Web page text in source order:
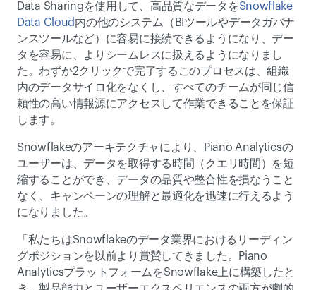
Data Sharingを使用して、高品質なデータをSnowflake
Data Cloud内の他のシステム（BIツールやデータガバナ
ンスツールなど）に容易に接続できるようになり、デー
タを容易に、よりシームレスに扱えるようになりまし
た。わずか2クリックで完了するこのプロセスは、組織
内のデータサイロ化をなくし、すべてのチームが同じ信
頼性の高い情報源にアクセスして作業できることを保証
します。
Snowflakeのアーキテクチャにより、Piano Analyticsの
ユーザーは、データを取得する時間（クエリ時間）を短
縮することができ、データの品質や整合性を損なうこと
なく、キャンペーンの理解と最適化を迅速に行えるよう
になりました。
「私たちはSnowflakeのデータ業界におけるリーディン
グポジションを以前より賞賛してきました。Piano
AnalyticsプラットフォームをSnowflake上に構築したと